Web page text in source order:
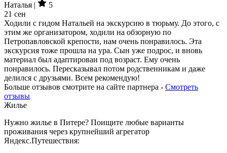
Наталья |
5
21 сен
Ходили с гидом Натальей на экскурсию в тюрьму. До этого, с
этим же организатором, ходили на обзорную по
Петропавловской крепости, нам очень понравилось. Эта
экскурсия тоже прошла на ура. Сын уже подрос, и вновь
материал был адаптирован под возраст. Ему очень
понравилось. Пересказывал потом родственникам и даже
делился с друзьями. Всем рекомендую!
Больше отзывов смотрите на сайте партнера - Смотреть
отзывы
Жилье
Нужно жилье в Питере? Поищите любые варианты
проживания через крупнейший агрегатор
Яндекс.Путешествия: